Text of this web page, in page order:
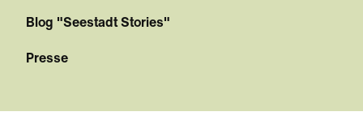
Blog "Seestadt Stories"
Presse